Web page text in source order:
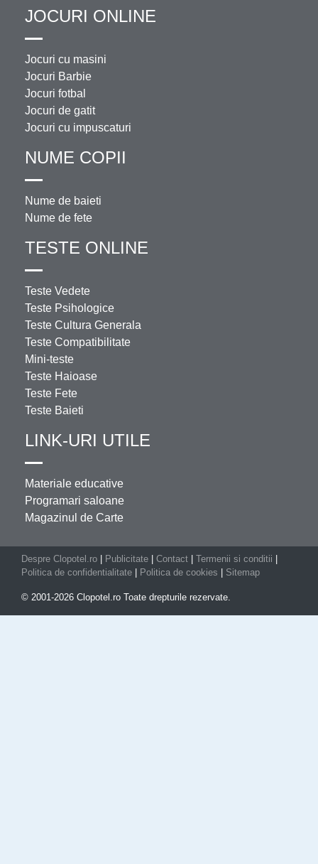
JOCURI ONLINE
Jocuri cu masini
Jocuri Barbie
Jocuri fotbal
Jocuri de gatit
Jocuri cu impuscaturi
NUME COPII
Nume de baieti
Nume de fete
TESTE ONLINE
Teste Vedete
Teste Psihologice
Teste Cultura Generala
Teste Compatibilitate
Mini-teste
Teste Haioase
Teste Fete
Teste Baieti
LINK-URI UTILE
Materiale educative
Programari saloane
Magazinul de Carte
Despre Clopotel.ro Publicitate Contact Termenii si conditii
Politica de confidentialitate
Politica de cookies Sitemap
© 2001-2026 Clopotel.ro Toate drepturile rezervate.